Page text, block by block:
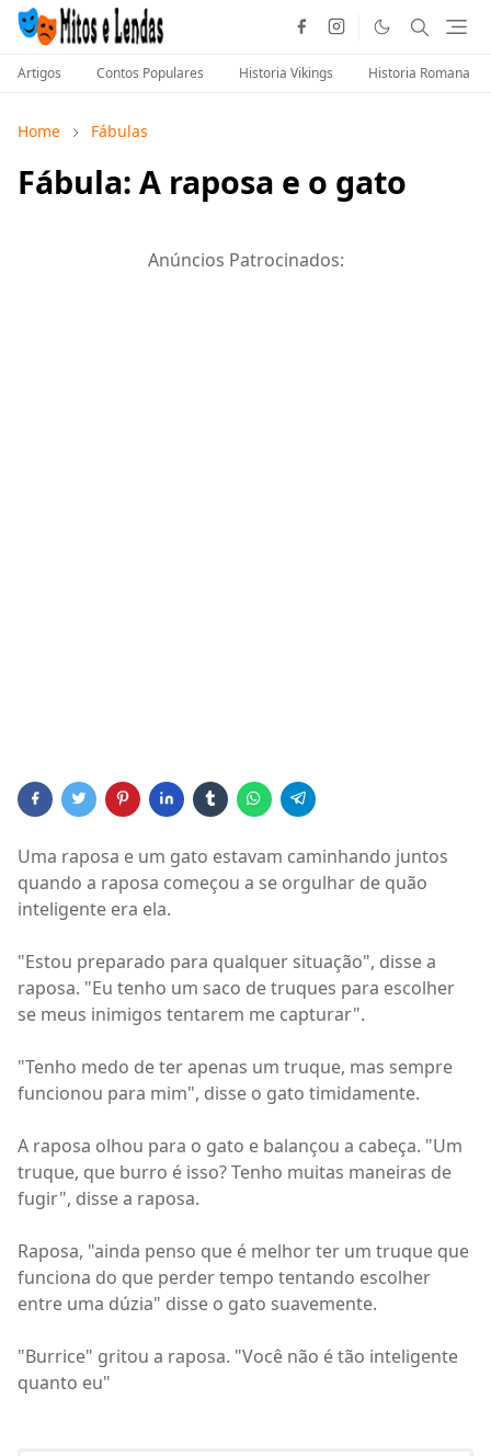
Artigos Contos Populares Historia Vikings Historia Romana
Home Fábulas
Fábula: A raposa e o gato
Anúncios Patrocinados:
Uma raposa e um gato estavam caminhando juntos
quando a raposa começou a se orgulhar de quão
inteligente era ela.
"Estou preparado para qualquer situação", disse a
raposa. "Eu tenho um saco de truques para escolher
se meus inimigos tentarem me capturar".
"Tenho medo de ter apenas um truque, mas sempre
funcionou para mim", disse o gato timidamente.
A raposa olhou para o gato e balançou a cabeça. "Um
truque, que burro é isso? Tenho muitas maneiras de
fugir", disse a raposa.
Raposa, "ainda penso que é melhor ter um truque que
funciona do que perder tempo tentando escolher
entre uma dúzia" disse o gato suavemente.
"Burrice" gritou a raposa. "Você não é tão inteligente
quanto eu"